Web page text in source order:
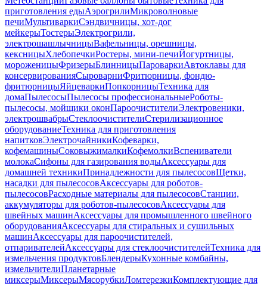
приготовления едыАэрогрилиМикроволновые
печиМультиваркиСэндвичницы, хот-дог
мейкерыТостерыЭлектрогрили,
электрошашлычницыВафельницы, орешницы,
кексницыХлебопечкиРостеры, мини-печиЙогуртницы,
мороженицыФризерыБлинницыПароваркиАвтоклавы для
консервированияСыроварниФритюрницы, фондю-
фритюрницыЯйцеваркиПопкорницыТехника для
домаПылесосыПылесосы профессиональныеРоботы-
пылесосы, мойщики оконПароочистителиЭлектровеники,
электрошвабрыСтеклоочистителиСтерилизационное
оборудованиеТехника для приготовления
напитковЭлектрочайникиКофеварки,
кофемашиныСоковыжималкиКофемолкиВспениватели
молокаСифоны для газирования водыАксессуары для
домашней техникиПринадлежности для пылесосовЩетки,
насадки для пылесосовАксессуары для роботов-
пылесосовРасходные материалы для пылесосовСтанции,
аккумуляторы для роботов-пылесосовАксессуары для
швейных машинАксессуары для промышленного швейного
оборудованияАксессуары для стиральных и сушильных
машинАксессуары для пароочистителей,
отпаривателейАксессуары для стеклоочистителейТехника для
измельчения продуктовБлендерыКухонные комбайны,
измельчителиПланетарные
миксерыМиксерыМясорубкиЛомтерезкиКомплектующие для